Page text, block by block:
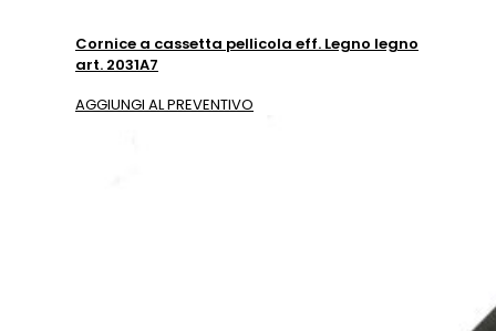
Cornice a cassetta pellicola eff. Legno legno
art. 2031A7
AGGIUNGI AL PREVENTIVO